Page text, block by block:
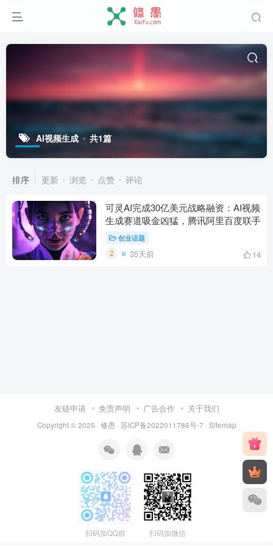
AI视频生成 共1篇
排序 更新 浏览 点赞 评论
可灵AI完成30亿美元战略融资：AI视频
生成赛道吸金凶猛，腾讯阿里百度联手
创业话题
35天前 14
友链申请 免责声明 广告合作 关于我们
Copyright © 2025 · 修愚 · 苏ICP备2022011786号-7 · Sitemap
扫码加QQ群 扫码加微信